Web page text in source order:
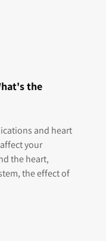
the
and heart
your
the heart,
the effect of